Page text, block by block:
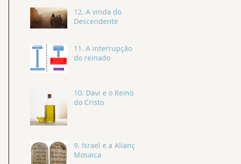
12. A vinda do
Descendente
11. A interrupção
do reinado
10. Davi e o Reino
do Cristo
9. Israel e a Aliança
Mosaica